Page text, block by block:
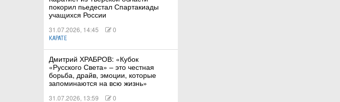
покорил пьедестал Спартакиады
учащихся России
31.07.2026, 14:45 0
КАРАТЕ
Дмитрий ХРАБРОВ: «Кубок
«Русского Света» – это честная
борьба, драйв, эмоции, которые
запоминаются на всю жизнь»
31.07.2026, 13:59 0